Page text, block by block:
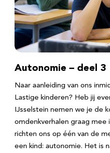
Autonomie – deel 3
Naar aanleiding van ons
Lastige kinderen? Heb jij
IJsselstein nemen we je de
omdenkverhalen graag mee
richten ons op één van de
een kind: autonomie. Het is